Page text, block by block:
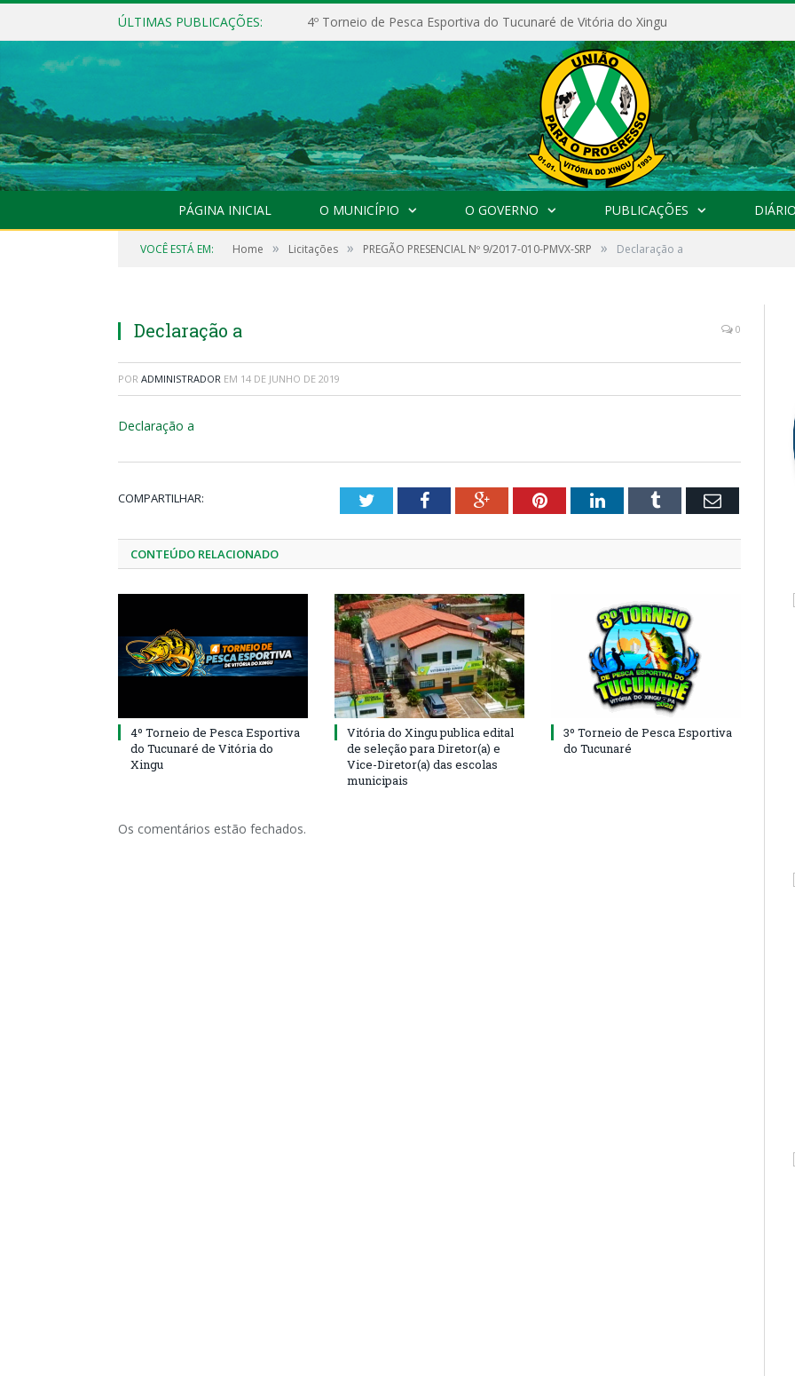
ÚLTIMAS PUBLICAÇÕES: 4º Torneio de Pesca Esportiva do Tucunaré de Vitória do Xingu
PÁGINA INICIAL O MUNICÍPIO O GOVERNO PUBLICAÇÕES
VOCÊ ESTÁ EM: Home » Licitações » PREGÃO PRESENCIAL Nº 9/2017-010-PMVX-SRP » Declaração a
Declaração a 0
POR ADMINISTRADOR EM 14 DE JUNHO DE 2019
Declaração a
COMPARTILHAR: TwitterFacebookGoogle+PinterestLinkedInTumblr Email
CONTEÚDO RELACIONADO
4º Torneio de Pesca Esportiva
do Tucunaré de Vitória do
Xingu
Vitória do Xingu publica edital
de seleção para Diretor(a) e
Vice-Diretor(a) das escolas
municipais
3º Torneio de Pesca Esportiva
do Tucunaré
Os comentários estão fechados.